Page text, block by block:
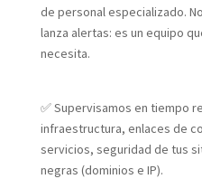
de personal especializado.
lanza alertas: es un equipo
necesita.
✅ Supervisamos en tiempo
infraestructura, enlaces de
servicios, seguridad de tus
negras (dominios e IP).